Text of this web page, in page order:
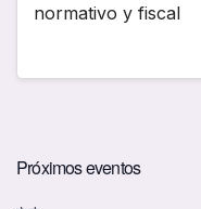
normativo y fiscal
Próximos eventos